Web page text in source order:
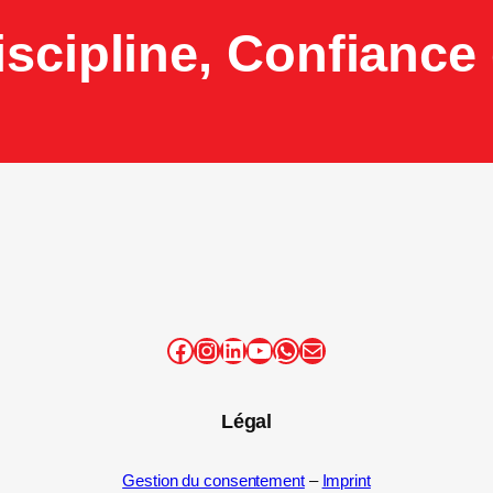
Confiance
Facebook
Instagram
LinkedIn
YouTube
WhatsApp
E-mail
Légal
Gestion du consentement– Imprint